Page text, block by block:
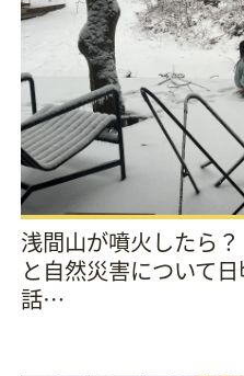
浅間山が噴火したら
と自然災害について
話…